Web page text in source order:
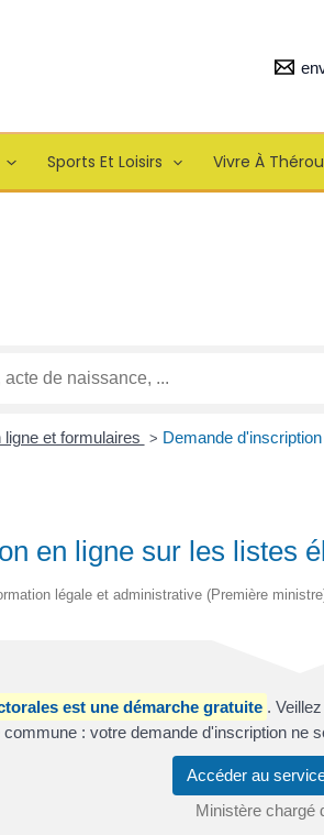
Sports Et Loisirs Vivre À
et formulaires > Demande
en ligne sur les listes
légale et administrative (Première
est une démarche gratuite .
: votre demande d'inscription ne
Accéder au
Ministère chargé